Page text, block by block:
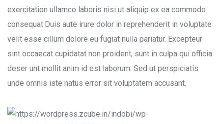
exercitation ullamco laboris nisi ut aliquip ex ea commodo
consequat.Duis aute irure dolor in reprehenderit in voluptate
velit esse cillum dolore eu fugiat nulla pariatur. Excepteur
sint occaecat cupidatat non proident, sunt in culpa qui officia
deser unt mollit anim id est laborum. Sed ut perspiciatis
unde omnis iste natus error sit voluptatem accusant.